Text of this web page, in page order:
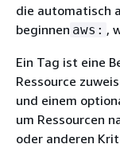
die automatisch
beginnen aws: ,
Ein Tag ist eine
Ressource
und einem
um Ressourcen
oder anderen